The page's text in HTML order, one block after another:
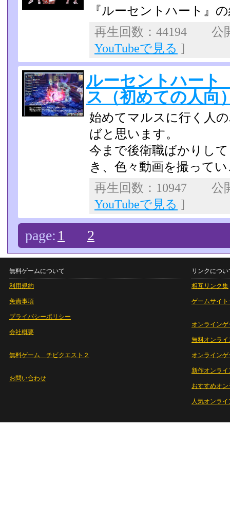
『ルーセントハート』
再生回数：44194 公
YouTubeで見る ]
ルーセントハー
ス（初めての人向
始めてマルスに行く人
ばと思います。
今まで後衛職ばかりし
き、色々動画を撮って
再生回数：10947 公
YouTubeで見る ]
page: 1 2
無料ゲームについて
利用規約
免責事項
プライバシーポリシー
会社概要
無料ゲーム チビクエスト２
お問い合わせ
リンクについ
相互リンク集
ゲームサイト
オンラインゲ
無料オンライ
オンライン
新作オンライ
おすすめオ
人気オンラ